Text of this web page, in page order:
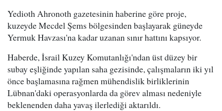
Yedioth Ahronoth gazetesinin haberine göre proje,
kuzeyde Mecdel Şems bölgesinden başlayarak güneyde
Yermuk Havzası'na kadar uzanan sınır hattını kapsıyor.
Haberde, İsrail Kuzey Komutanlığı'ndan üst düzey bir
subay eşliğinde yapılan saha gezisinde, çalışmaların iki yıl
önce başlamasına rağmen mühendislik birliklerinin
Lübnan'daki operasyonlarda da görev alması nedeniyle
beklenenden daha yavaş ilerlediği aktarıldı.